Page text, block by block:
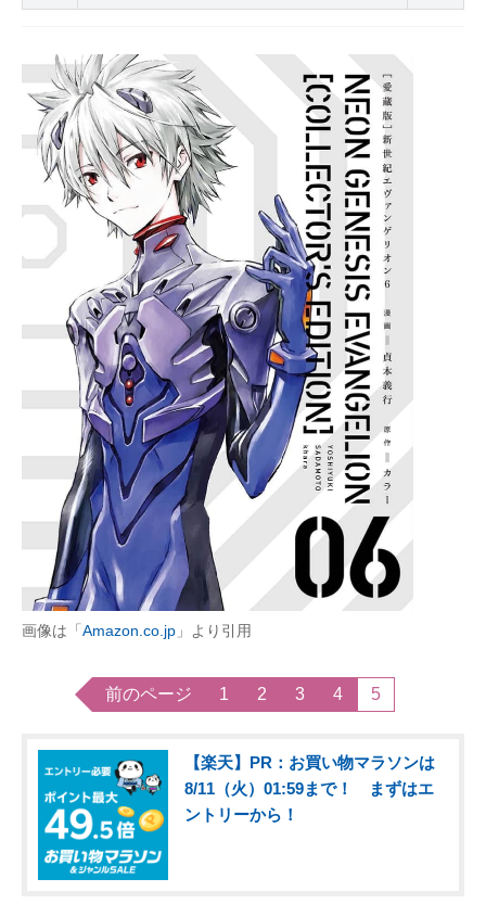
画像は「 Amazon.co.jp 」より引用
前のページ 1 2 3 4 5
【楽天】PR：お買い物マラソンは
8/11（火）01:59まで！ まずはエ
ントリーから！